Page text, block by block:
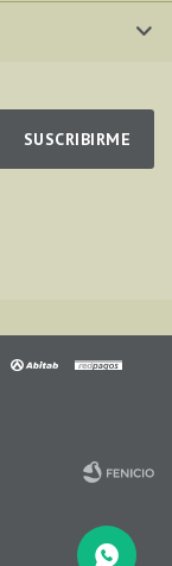
SUSCRIBIRME